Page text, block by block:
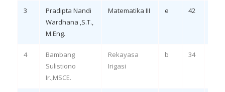
3
Pradipta Nandi
Wardhana ,S.T.,
M.Eng.
Matematika III e 42
4
Bambang
Sulistiono
Ir.,MSCE.
Rekayasa
Irigasi
b 34